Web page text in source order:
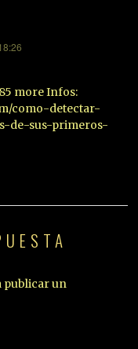
more Infos:
como-detectar-
de-sus-primeros-
publicar un